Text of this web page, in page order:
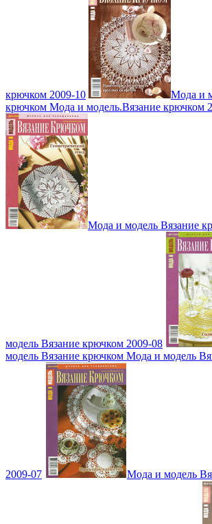
крючком 2009-10
Мода и
крючком Мода и модель.Вязание крючком
Мода и модель Вязание
модель Вязание крючком 2009-08
модель Вязание крючком Мода и модель
2009-07 Мода и модель